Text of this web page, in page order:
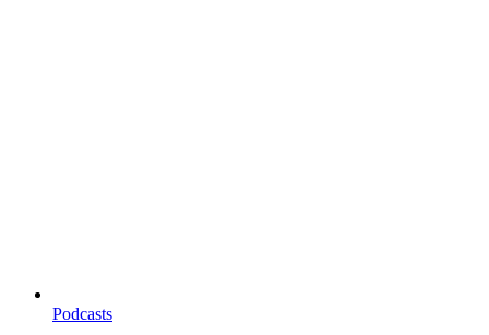
Podcasts